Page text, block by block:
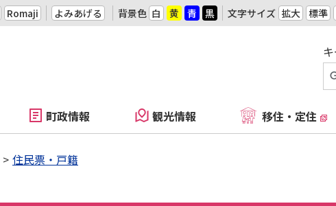
Romaji よみあげる 背景色 白 黄 青 黒 文字サイズ 拡大 標準
町政情報 観光情報 移住・定住
住民票・戸籍